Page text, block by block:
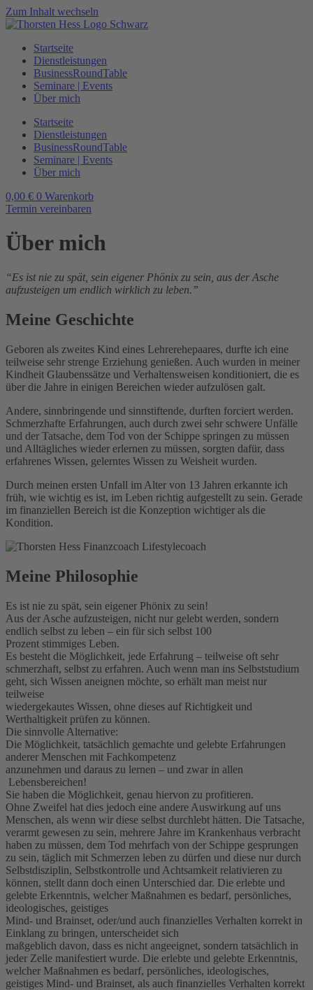
Zum Inhalt wechseln
Startseite
Dienstleistungen
BusinessRoundTable
Seminare | Events
Über mich
Startseite
Dienstleistungen
BusinessRoundTable
Seminare | Events
Über mich
0,00 € 0 Warenkorb
Termin vereinbaren
Über mich
“Es ist nie zu spät, sein eigener Phönix zu sein, aus der Asche
aufzusteigen um endlich wirklich zu leben.”
Meine Geschichte
Geboren als zweites Kind eines Lehrerehepaares, durfte ich eine
teilweise sehr strenge Erziehung genießen. Auch wurden in meiner
Kindheit Glaubenssätze und Verhaltensweisen konditioniert, die es
über die Jahre in einigen Bereichen wieder aufzulösen galt.
Andere, sinnbringende und sinnstiftende, durften forciert werden.
Schmerzhafte Erfahrungen, auch durch zwei sehr schwere Unfälle
und der Tatsache, dem Tod von der Schippe springen zu müssen
und Alltägliches wieder erlernen zu müssen, sorgten dafür, dass
erfahrenes Wissen, gelerntes Wissen zu Weisheit wurden.
Durch meinen ersten Unfall im Alter von 13 Jahren erkannte ich
früh, wie wichtig es ist, im Leben richtig aufgestellt zu sein. Gerade
im finanziellen Bereich ist die Konzeption wichtiger als die
Kondition.
Meine Philosophie
Es ist nie zu spät, sein eigener Phönix zu sein!
Aus der Asche aufzusteigen, nicht nur gelebt werden, sondern
endlich selbst zu leben – ein für sich selbst 100
Prozent stimmiges Leben.
Es besteht die Möglichkeit, jede Erfahrung – teilweise oft sehr
schmerzhaft, selbst zu erfahren. Auch wenn man ins Selbststudium
geht, sich Wissen aneignen möchte, so erhält man meist nur
teilweise
wiedergekautes Wissen, ohne dieses auf Richtigkeit und
Werthaltigkeit prüfen zu können.
Die sinnvolle Alternative:
Die Möglichkeit, tatsächlich gemachte und gelebte Erfahrungen
anderer Menschen mit Fachkompetenz
anzunehmen und daraus zu lernen – und zwar in allen
Lebensbereichen!
Sie haben die Möglichkeit, genau hiervon zu profitieren.
Ohne Zweifel hat dies jedoch eine andere Auswirkung auf uns
Menschen, als wenn wir diese selbst durchlebt hätten. Die Tatsache,
verarmt gewesen zu sein, mehrere Jahre im Krankenhaus verbracht
haben zu müssen, dem Tod mehrfach von der Schippe gesprungen
zu sein, täglich mit Schmerzen leben zu dürfen und diese nur durch
Selbstdisziplin, Selbstkontrolle und Achtsamkeit relativieren zu
können, stellt dann doch einen Unterschied dar. Die erlebte und
gelebte Erkenntnis, welcher Maßnahmen es bedarf, persönliches,
ideologisches, geistiges
Mind- und Brainset, oder/und auch finanzielles Verhalten korrekt in
Einklang zu bringen, unterscheidet sich
maßgeblich davon, dass es nicht angeeignet, sondern tatsächlich in
jeder Zelle manifestiert wurde. Die erlebte und gelebte Erkenntnis,
welcher Maßnahmen es bedarf, persönliches, ideologisches,
geistiges Mind- und Brainset, als auch finanzielles Verhalten korrekt